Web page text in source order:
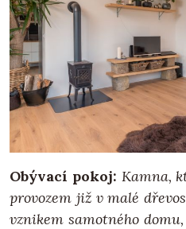
Obývací pokoj: Kamna,
provozem již v malé
vznikem samotného